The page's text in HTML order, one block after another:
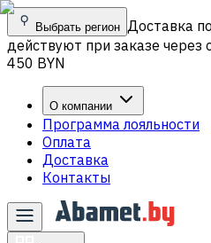
Выбрать регион Доставка
действуют при заказе через
450 BYN
О компании
Программа лояльности
Оплата
Доставка
Контакты